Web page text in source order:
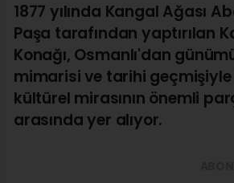
1877 yılında Kangal Ağası
Paşa tarafından yaptırılan
Konağı, Osmanlı'dan
mimarisi ve tarihi geçmişiyle
kültürel mirasının önemli
arasında yer alıyor.